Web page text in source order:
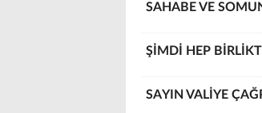
SAHABE VE
ŞİMDİ HEP
SAYIN VALİYE